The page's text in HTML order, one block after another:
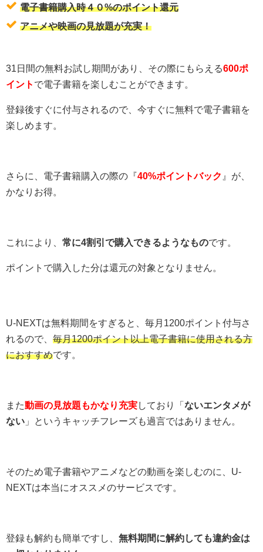
電子書籍購入時４０%のポイント還元
アニメや映画の見放題が充実！
31日間の無料お試し期間があり、その際にもらえる600ポ
イント で電子書籍を楽しむことができます。
登録後すぐに付与されるので、今すぐに無料で電子書籍を
楽しめます。
さらに、電子書籍購入の際の『40%ポイントバック 』が、
かなりお得。
これにより、 常に4割引で購入できるようなものです。
ポイントで購入した分は還元の対象となりません。
U-NEXTは無料期間をすぎると、毎月1200ポイント付与さ
れるので、 毎月1200ポイント以上電子書籍に使用される方
におすすめです。
また動画の見放題もかなり充実しており「 ないエンタメが
ない 」というキャッチフレーズも過言ではありません。
そのため電子書籍やアニメなどの動画を楽しむのに、U-
NEXTは本当にオススメのサービスです。
登録も解約も簡単ですし、 無料期間に解約しても違約金は